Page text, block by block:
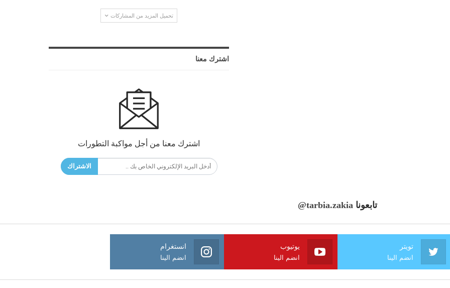
تحميل المزيد من المشاركات
اشترك معنا
اشترك معنا من أجل مواكبة التطورات
الاشتراك
تابعونا @tarbia.zakia
تويتر
انضم الينا
يوتيوب
انضم الينا
انستغرام
انضم الينا